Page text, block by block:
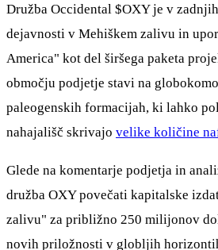
Družba Occidental $OXYje v
dejavnosti v Mehiškem zalivu in
America" kot del širšega paketa
območju podjetje stavi na
paleogenskih formacijah, ki lahko
nahajališč skrivajo velike količine
Glede na komentarje podjetja in
družba OXY povečati kapitalske
zalivu" za približno 250 milijonov
novih priložnosti v globljih